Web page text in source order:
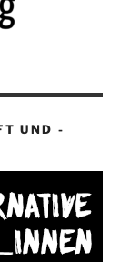
UND -